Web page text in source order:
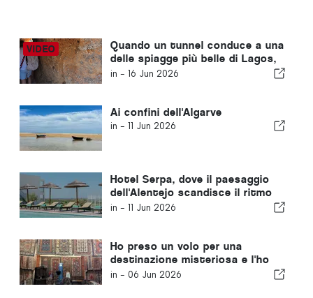
Quando un tunnel conduce a una
delle spiagge più belle di Lagos,
in Algarve
in - 16 Jun 2026
Ai confini dell'Algarve
in - 11 Jun 2026
Hotel Serpa, dove il paesaggio
dell'Alentejo scandisce il ritmo
del tempo
in - 11 Jun 2026
Ho preso un volo per una
destinazione misteriosa e l'ho
scoperto solo all'atterraggio.
in - 06 Jun 2026